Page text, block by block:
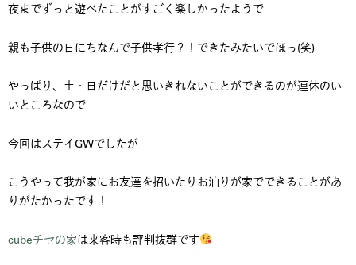
夜までずっと遊べたことがすごく楽しかったようで
親も子供の日にちなんで子供孝行？！できたみたいでほっ(笑)
やっぱり、土・日だけだと思いきれないことができるのが連休のい
いところなので
今回はステイGWでしたが
こうやって我が家にお友達を招いたりお泊りが家でできることがあ
りがたかったです！
cubeチセの家は来客時も評判抜群です